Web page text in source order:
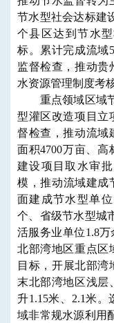
节水型社会达标建
个县区达到节水
标。累计完成流域
监督检查，推动贵
水资源管理制度考
重点领域区域
型灌区改造项目立
督检查，推动流域
面积4700万亩、高
建设项目取水审
模，推动流域建成
面建成节水型单
个、省级节水型城
活服务业单位1.8
北部湾地区重点区
目标，开展北部湾
末北部湾地区浅层
升1.15米、2.1米。
域非常规水源利用